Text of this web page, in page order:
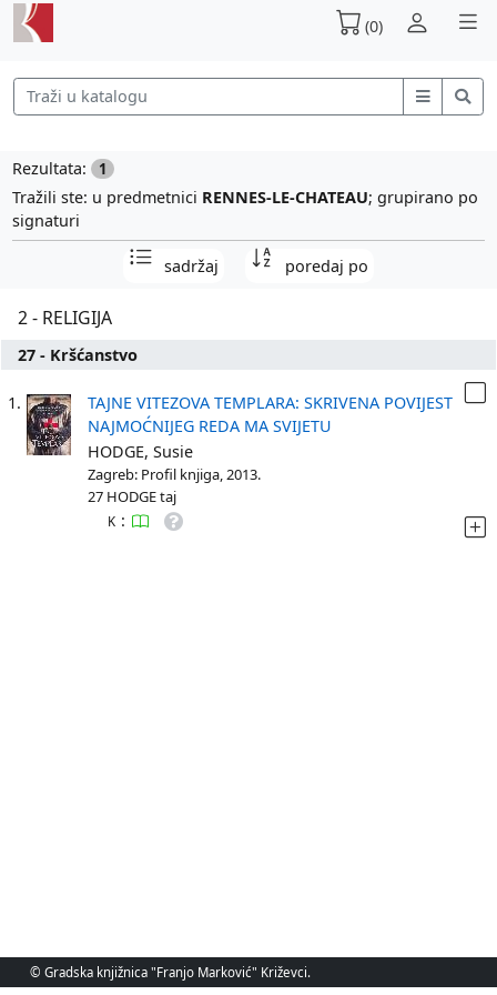
(0)
Rezultata: 1
Tražili ste: u predmetnici RENNES-LE-CHATEAU; grupirano po
signaturi
sadržaj poredaj po
2 - RELIGIJA
27 - Kršćanstvo
1.
TAJNE VITEZOVA TEMPLARA: SKRIVENA POVIJEST
NAJMOĆNIJEG REDA MA SVIJETU
HODGE, Susie
Zagreb: Profil knjiga, 2013.
27 HODGE taj
K :
© Gradska knjižnica "Franjo Marković" Križevci.